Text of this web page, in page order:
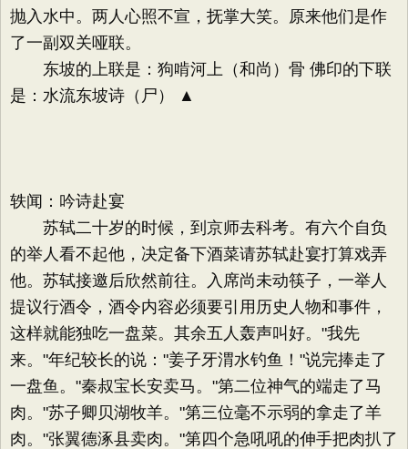
抛入水中。两人心照不宣，抚掌大笑。原来他们是作
了一副双关哑联。
东坡的上联是：狗啃河上（和尚）骨 佛印的下联
是：水流东坡诗（尸） ▲
轶闻：吟诗赴宴
苏轼二十岁的时候，到京师去科考。有六个自负
的举人看不起他，决定备下酒菜请苏轼赴宴打算戏弄
他。苏轼接邀后欣然前往。入席尚未动筷子，一举人
提议行酒令，酒令内容必须要引用历史人物和事件，
这样就能独吃一盘菜。其余五人轰声叫好。"我先
来。"年纪较长的说："姜子牙渭水钓鱼！"说完捧走了
一盘鱼。"秦叔宝长安卖马。"第二位神气的端走了马
肉。"苏子卿贝湖牧羊。"第三位毫不示弱的拿走了羊
肉。"张翼德涿县卖肉。"第四个急吼吼的伸手把肉扒了